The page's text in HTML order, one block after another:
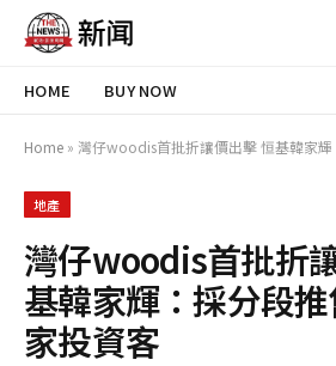
HOME BUY NOW
Home » 灣仔woodis首批折讓價出擊 恒基韓家輝：
地產
灣仔woodis首批折
基韓家輝：採分段
家投資客